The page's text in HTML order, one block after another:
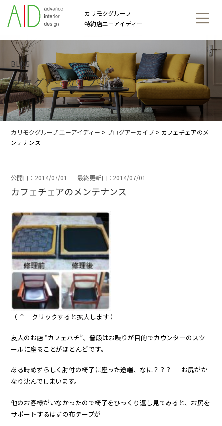
カリモクグループ
特約店エーアイディー
BLOG
ブログアーカイブ
カリモクグループ エーアイディー > ブログアーカイブ > カフェチェアのメ
ンテナンス
公開日：2014/07/01 最終更新日：2014/07/01
カフェチェアのメンテナンス
（ ↑ クリックすると拡大します ）
友人のお店 “カフェハチ”、普段はお喋りが目的でカウンターのスツ
ールに座ることがほとんどです。
ある時めずらしく肘付の椅子に座った途端、なに？？？ お尻がか
なり沈んでしまいます。
他のお客様がいなかったので椅子をひっくり返し見てみると、お尻を
サポートするはずの布テープが